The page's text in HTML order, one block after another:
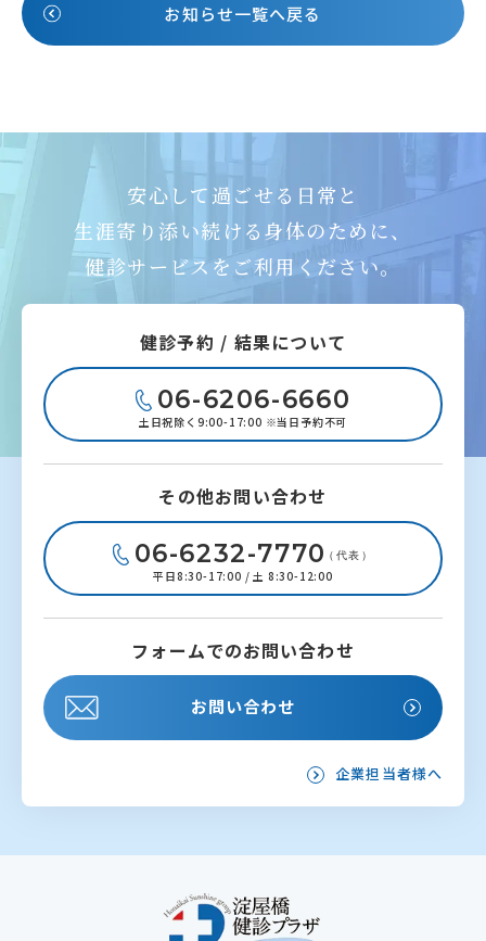
お知らせ一覧へ戻る
安心して過ごせる日常と
生涯寄り添い続ける身体のために、
健診サービスをご利用ください。
健診予約 / 結果について
06-6206-6660
土日祝除く9:00-17:00 ※当日予約不可
その他お問い合わせ
06-6232-7770（代表）
平日8:30-17:00 / 土 8:30-12:00
フォームでのお問い合わせ
お問い合わせ
企業担当者様へ